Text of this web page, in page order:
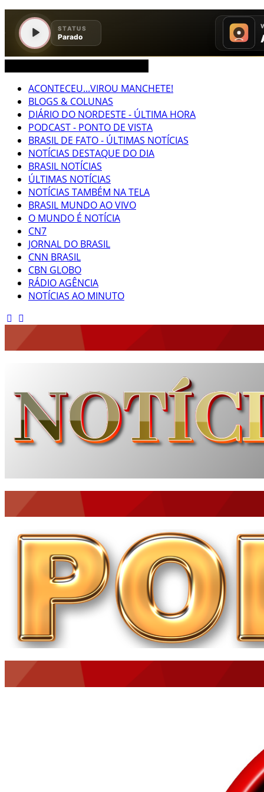
ACONTECEU...VIROU MANCHETE!
BLOGS & COLUNAS
DIÁRIO DO NORDESTE - ÚLTIMA HORA
PODCAST - PONTO DE VISTA
BRASIL DE FATO - ÚLTIMAS NOTÍCIAS
NOTÍCIAS DESTAQUE DO DIA
BRASIL NOTÍCIAS
ÚLTIMAS NOTÍCIAS
NOTÍCIAS TAMBÉM NA TELA
BRASIL MUNDO AO VIVO
O MUNDO É NOTÍCIA
CN7
JORNAL DO BRASIL
CNN BRASIL
CBN GLOBO
RÁDIO AGÊNCIA
NOTÍCIAS AO MINUTO